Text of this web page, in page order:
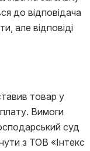
до відповідача
але відповіді
товар у
Вимоги
суд
з ТОВ «Інтекс